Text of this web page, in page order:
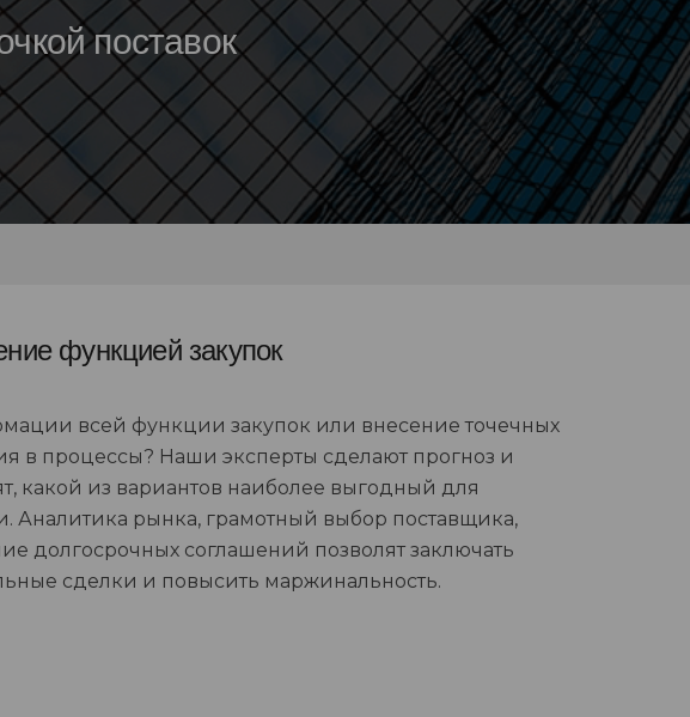
поставок
функцией закупок
всей функции закупок или внесение точечных
в процессы? Наши эксперты сделают прогноз и
какой из вариантов наиболее выгодный для
Аналитика рынка, грамотный выбор поставщика,
долгосрочных соглашений позволят заключать
сделки и повысить маржинальность.